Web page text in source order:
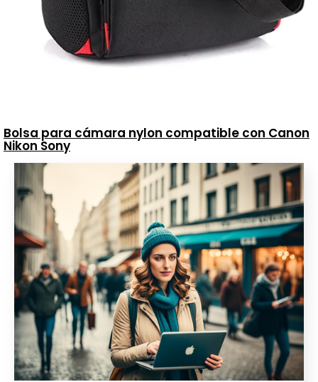
Bolsa para cámara nylon compatible con Canon
Nikon Sony